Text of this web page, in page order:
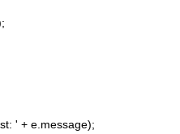
' + e.message);